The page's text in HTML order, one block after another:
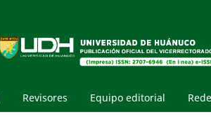
Revisores Equipo editorial